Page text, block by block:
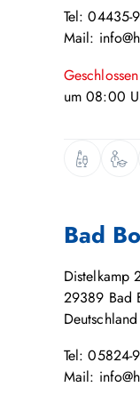
Tel: 04435-
Mail:
Geschlossen
um08:00
Bad
Distelkamp
29389 Bad
Deutschland
Tel: 05824-
Mail: